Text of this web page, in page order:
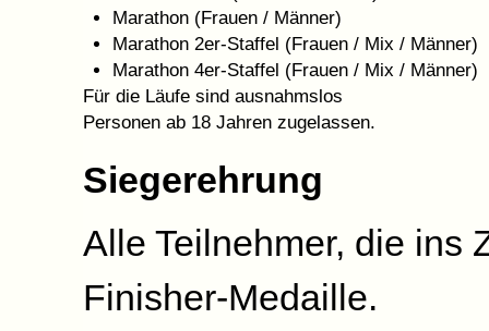
Marathon (Frauen / Männer)
Marathon 2er-Staffel (Frauen / Mix / Männer)
Marathon 4er-Staffel (Frauen / Mix / Männer)
Für die Läufe sind ausnahmslos
Personen ab 18 Jahren zugelassen.
Siegerehrung
Alle Teilnehmer, die ins
Finisher-Medaille.